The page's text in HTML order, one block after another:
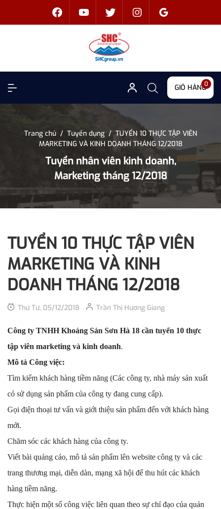
GIỎ HÀNG0
Trang chủ / Tuyển dụng / TUYỂN 10 THỰC TẬP VIÊN
MARKETING VÀ KINH DOANH THÁNG 12/2018
Tuyển nhân viên kinh doanh,
Marketing tháng 12/2018
TUYỂN 10 THỰC TẬP VIÊN
MARKETING VÀ KINH
DOANH THÁNG 12/2018
Thứ Tư, 05/12/2018 Trần Thị Hương Giang
Công ty TNHH Khoáng Sản Sơn Hà 18 cần tuyển 10 thực
tập viên marketing và kinh doanh.
Mô tả Công việc:
Tìm kiếm khách hàng tiềm năng (Các công ty, nhà máy sản xuất
có sử dụng sản phẩm của công ty đang cung cấp).
Gọi điện thoại tư vấn và giới thiệu sản phẩm đến với khách hàng
mới.
Chăm sóc các khách hàng của công ty.
Viết bài quảng cáo, mô tả sản phẩm lên website công ty và các
trang thương mại, diễn dàn, mạng xã hội để thu hút các khách
hàng tiềm năng.
Thực hiện một số công việc liên quan theo sự chỉ đạo của quản